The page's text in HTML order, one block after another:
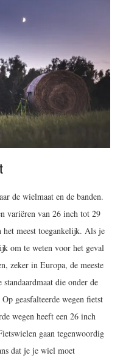
de wielmaat en de banden.
variëren van 26 inch tot 29
meest toegankelijk. Als je
om te weten voor het geval
zeker in Europa, de meeste
die onder de
geasfalteerde wegen fietst
wegen heeft een 26 inch
gaan tegenwoordig
dat je je wiel moet